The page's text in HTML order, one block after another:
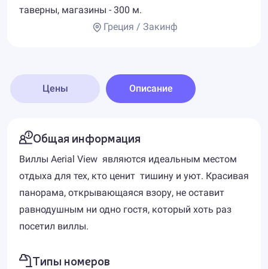
таверны, магазины - 300 м.
Греция / Закинф
Цены Описание
Общая информация
Виллы Aerial View являются идеальным местом
отдыха для тех, кто ценит тишину и уют. Красивая
панорама, открывающаяся взору, не оставит
равнодушным ни одно гостя, который хоть раз
посетил виллы.
Типы номеров